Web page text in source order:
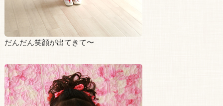
だんだん笑顔が出てきて〜